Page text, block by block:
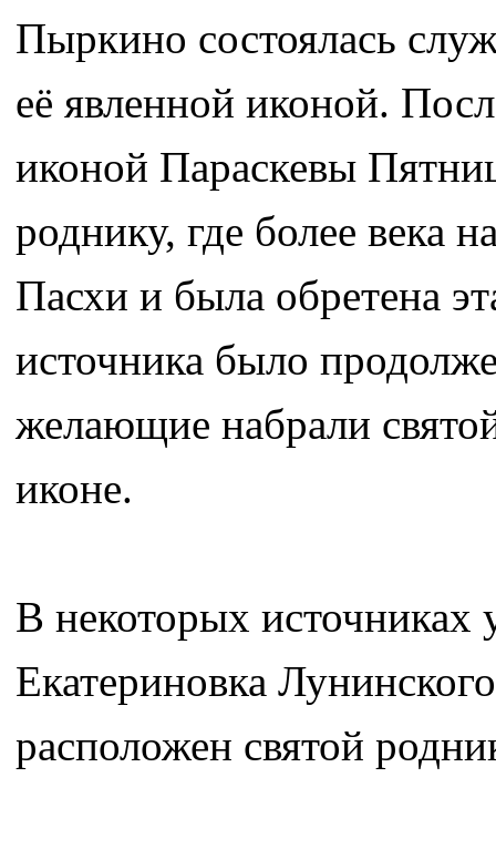
Пыркино состоялась
её явленной иконой.
иконой Параскевы
роднику, где более века
Пасхи и была обретена
источника было
желающие набрали
иконе.
В некоторых источниках
Екатериновка
расположен святой